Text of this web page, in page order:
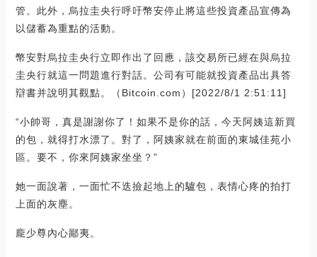
管。此外，烏拉圭央行呼吁幣安停止將這些投資產品宣傳為
以儲蓄為重點的活動。
幣安對烏拉圭央行立即作出了回應，該交易所已經在與烏拉
圭央行就這一問題進行對話。公司有可能就投資產品出具答
辯書并說明其觀點。（Bitcoin.com）[2022/8/1 2:51:11]
“小帥哥，真是謝謝你了！如果不是你的話，今天阿姨這新買
的包，就得打水漂了。對了，阿姨家就在前面的東城佳苑小
區。要不，你來阿姨家坐坐？”
她一面說著，一面忙不迭撿起地上的驢包，表情心疼的拍打
上面的灰塵。
龐少尊內心鄙夷。